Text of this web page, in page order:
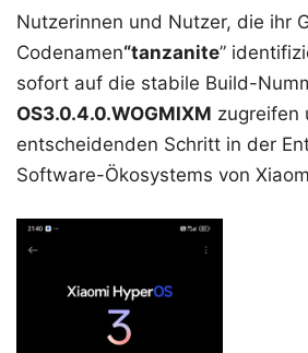
Nutzerinnen und Nutzer, die ihr
Codenamen“tanzanite”
sofort auf die stabile Build-
OS3.0.4.0.WOGMIXM zugreifen
entscheidenden Schritt in der
Software-Ökosystems von